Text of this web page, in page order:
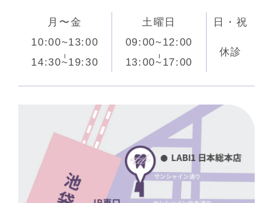
月〜金 土曜日
日・祝
10:00~13:00
09:00~12:00
休診
14:30~19:30
13:00~17:00